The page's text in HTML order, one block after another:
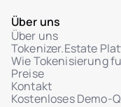
Über uns
Über uns
Tokenizer.Estate
Wie Tokenisierung
Preise
Kontakt
Kostenloses Demo-